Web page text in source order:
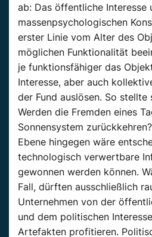
ab: Das öffentliche Interesse
massenpsychologischen
erster Linie vom Alter des
möglichen Funktionalität
je funktionsfähiger das
Interesse, aber auch
der Fund auslösen. So
Werden die Fremden eines
Sonnensystem
Ebene hingegen wäre
technologisch verwertbare
gewonnen werden können.
Fall, dürften ausschließlich
Unternehmen von der
und dem politischen
Artefakten profitieren.